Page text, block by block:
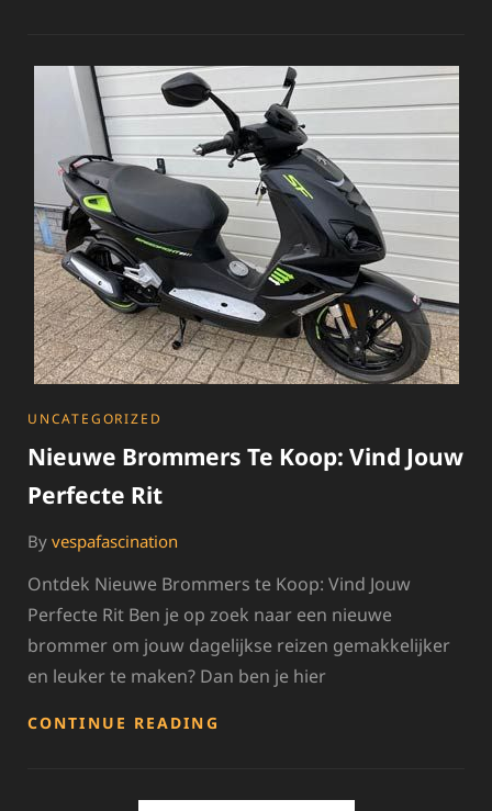
OVERZICHT
VAN
POPULAIRE
MODELLEN
EN
MERKEN
CATEGORIES
UNCATEGORIZED
Nieuwe Brommers Te Koop: Vind Jouw
Perfecte Rit
By vespafascination
Ontdek Nieuwe Brommers te Koop: Vind Jouw
Perfecte Rit Ben je op zoek naar een nieuwe
brommer om jouw dagelijkse reizen gemakkelijker
en leuker te maken? Dan ben je hier
CONTINUE READING